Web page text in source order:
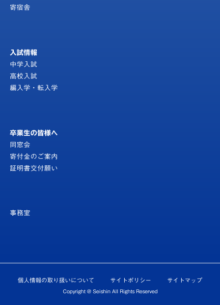
寄宿舎
入試情報
中学入試
高校入試
編入学・転入学
卒業生の皆様へ
同窓会
寄付金のご案内
証明書交付願い
事務室
個人情報の取り扱いについて サイトポリシー サイトマップ
Copyright @ Seishin All Rights Reserved